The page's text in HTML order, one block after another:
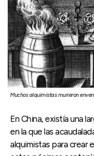
Muchos alquimistas murieron
En China, existía una
en la que las
alquimistas para crear